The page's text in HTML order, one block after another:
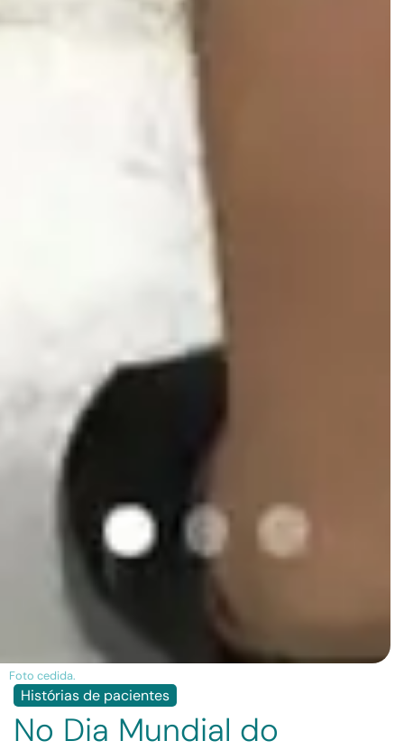
Foto cedida.
Histórias de pacientes
No Dia Mundial do